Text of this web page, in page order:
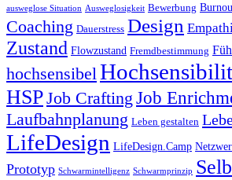
ausweglose Situation Ausweglosigkeit Bewerbung
Coaching Dauerstress Design
Zustand Flowzustand Fremdbestimmung
hochsensibel
HSPJob Crafting Job
Laufbahnplanung Leben gestalten
LifeDesign LifeDesign.Camp
Prototyp Schwarmintelligenz Schwarmprinzip